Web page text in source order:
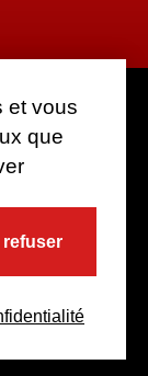
et vous
que
refuser